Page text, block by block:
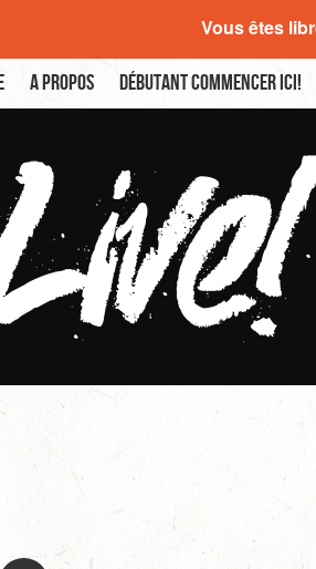
A propos Débutant commencer ici!
Vous êtes